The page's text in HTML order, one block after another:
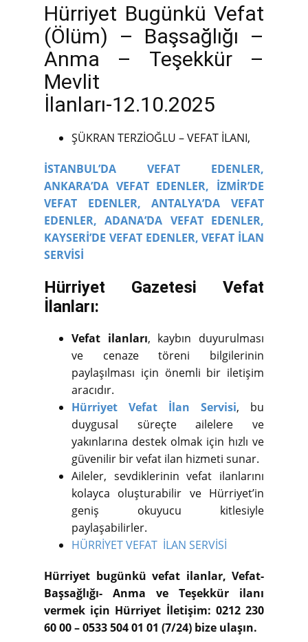
Hürriyet Bugünkü Vefat
(Ölüm) – Başsağlığı –
Anma – Teşekkür –
Mevlit
İlanları-12.10.2025
ŞÜKRAN TERZİOĞLU – VEFAT İLANI,
İSTANBUL’DA VEFAT EDENLER,
ANKARA’DA VEFAT EDENLER, İZMİR’DE
VEFAT EDENLER,
ANTALYA’DA VEFAT
EDENLER, ADANA’DA VEFAT EDENLER,
KAYSERİ’DE VEFAT EDENLER, VEFAT İLAN
SERVİSİ
Hürriyet Gazetesi Vefat
İlanları:
Vefat ilanları, kaybın duyurulması
ve cenaze töreni bilgilerinin
paylaşılması için önemli bir iletişim
aracıdır.
Hürriyet Vefat İlan Servisi, bu
duygusal süreçte ailelere ve
yakınlarına destek olmak için hızlı ve
güvenilir bir vefat ilan hizmeti sunar.
Aileler, sevdiklerinin vefat ilanlarını
kolayca oluşturabilir ve Hürriyet’in
geniş okuyucu kitlesiyle
paylaşabilirler.
HÜRRİYET VEFAT İLAN SERVİSİ
Hürriyet bugünkü vefat ilanlar, Vefat-
Başsağlığı- Anma ve Teşekkür ilanı
vermek için Hürriyet İletişim: 0212 230
60 00 – 0533 504 01 01 (7/24) bize ulaşın.